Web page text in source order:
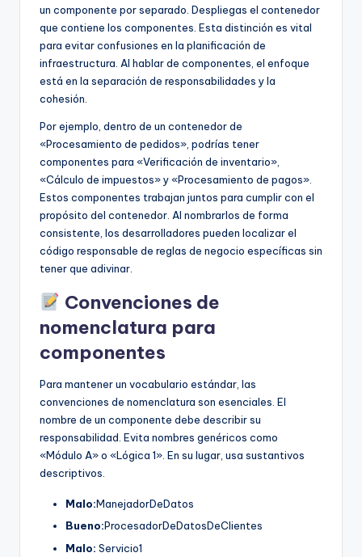
un componente por separado. Despliegas el contenedor
que contiene los componentes. Esta distinción es vital
para evitar confusiones en la planificación de
infraestructura. Al hablar de componentes, el enfoque
está en la separación de responsabilidades y la
cohesión.
Por ejemplo, dentro de un contenedor de
«Procesamiento de pedidos», podrías tener
componentes para «Verificación de inventario»,
«Cálculo de impuestos» y «Procesamiento de pagos».
Estos componentes trabajan juntos para cumplir con el
propósito del contenedor. Al nombrarlos de forma
consistente, los desarrolladores pueden localizar el
código responsable de reglas de negocio específicas sin
tener que adivinar.
Convenciones de
nomenclatura para
componentes
Para mantener un vocabulario estándar, las
convenciones de nomenclatura son esenciales. El
nombre de un componente debe describir su
responsabilidad. Evita nombres genéricos como
«Módulo A» o «Lógica 1». En su lugar, usa sustantivos
descriptivos.
Malo:ManejadorDeDatos
Bueno:ProcesadorDeDatosDeClientes
Malo: Servicio1